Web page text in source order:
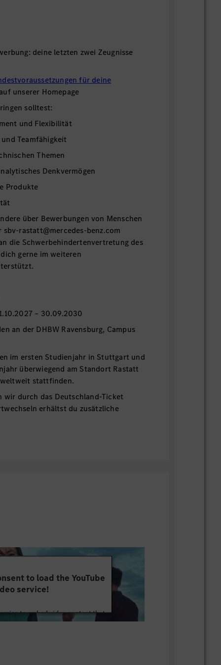
deine letzten zwei Zeugnisse
für deine
unserer Homepage
solltest:
und Flexibilität
Teamfähigkeit
Themen
Denkvermögen
Produkte
über Bewerbungen von Menschen
rastatt@mercedes-benz.com
die Schwerbehindertenvertretung des
gerne im weiteren
– 30.09.2030
an der DHBW Ravensburg, Campus
im ersten Studienjahr in Stuttgart und
überwiegend am Standort Rastatt
stattfinden.
durch das Deutschland-Ticket
erhältst du zusätzliche
to load the YouTube
service!
to embed video content that
your activity. Please review the